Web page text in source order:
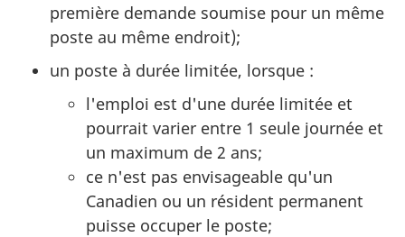
première demande soumise pour un même
poste au même endroit);
un poste à durée limitée, lorsque :
l'emploi est d'une durée limitée et
pourrait varier entre 1 seule journée et
un maximum de 2 ans;
ce n'est pas envisageable qu'un
Canadien ou un résident permanent
puisse occuper le poste;